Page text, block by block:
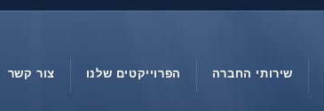
שירותי החברה הפרוייקטים שלנו צור קשר